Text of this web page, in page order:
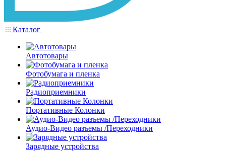
Каталог
Автотовары
Фотобумага и пленка
Радиоприемники
Портативные Колонки
Аудио-Видео разъемы /Переходники
Зарядные устройства